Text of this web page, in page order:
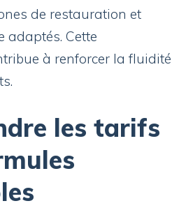
de restauration et
adaptés. Cette
à renforcer la fluidité
les tarifs